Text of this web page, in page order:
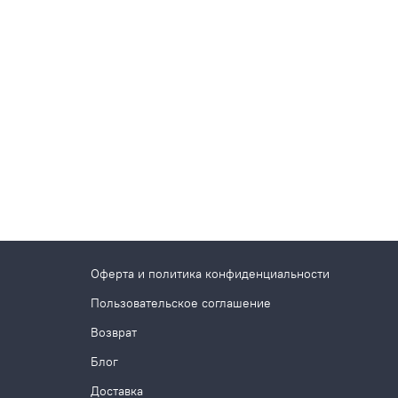
Оферта и политика конфиденциальности
Пользовательское соглашение
Возврат
Блог
Доставка